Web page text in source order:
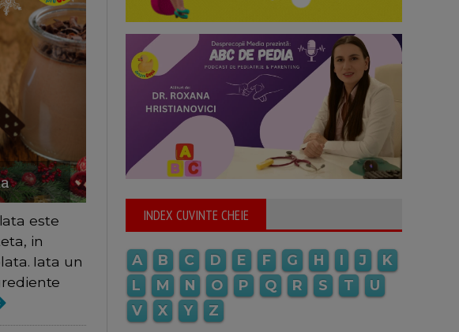
este
in
Iata un
INDEX CUVINTE CHEIE
A B C D E F G H I J
K
L
M N O P Q R S T
U
V
X Y Z